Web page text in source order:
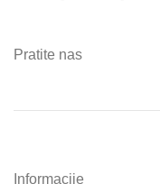
Pratite nas
Informacije